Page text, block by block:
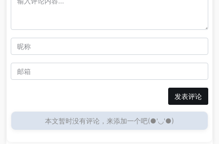
发表评论
本文暂时没有评论，来添加一个吧(●'◡'●)